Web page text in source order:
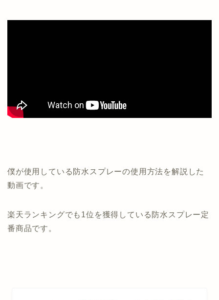
僕が使用している防水スプレーの使用方法を解説した
動画です。
楽天ランキングでも1位を獲得している防水スプレー定
番商品です。